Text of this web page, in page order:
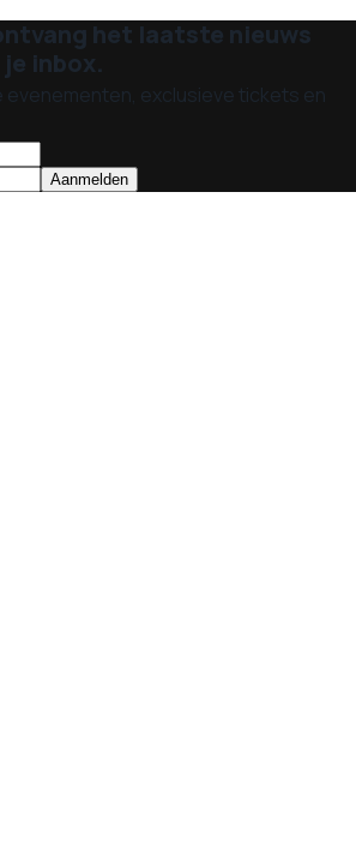
het laatste nieuws
inbox.
evenementen, exclusieve tickets en